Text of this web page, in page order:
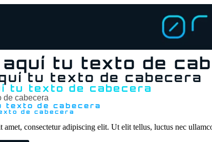
aquí tu texto de
tu texto de cabecera
tu texto de cabecera
de cabecera
texto de cabecera
de cabecera
amet, consectetur adipiscing elit. Ut elit tellus, luctus nec